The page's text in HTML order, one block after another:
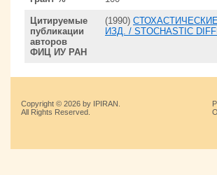
Цитируемые
публикации
авторов
ФИЦ ИУ РАН
(1990)
ИЗД. / STOCHASTIC
Copyright © 2026 by IPIRAN.
All Rights Reserved.